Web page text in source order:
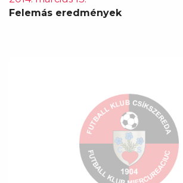
Felemás eredmények